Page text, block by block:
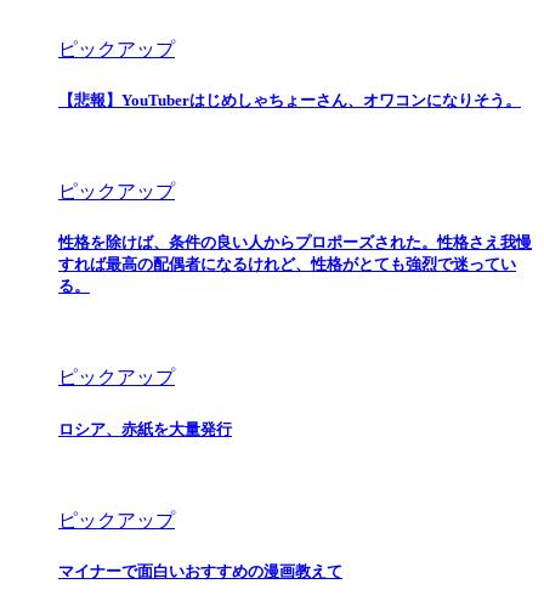
ピックアップ
【悲報】YouTuberはじめしゃちょーさん、オワコンになりそう。
ピックアップ
性格を除けば、条件の良い人からプロポーズされた。性格さえ我慢
すれば最高の配偶者になるけれど、性格がとても強烈で迷ってい
る。
ピックアップ
ロシア、赤紙を大量発行
ピックアップ
マイナーで面白いおすすめの漫画教えて